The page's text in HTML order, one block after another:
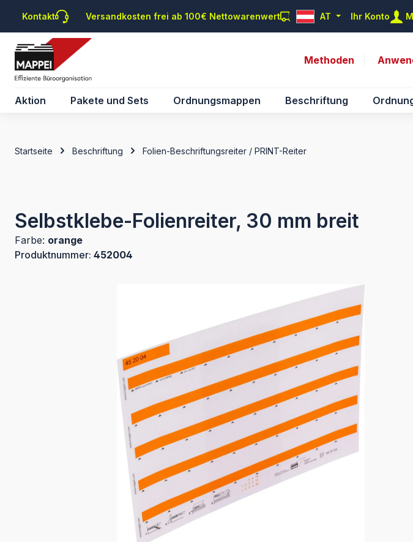
Hauptinhalt springen
Zur Suche springen
Zur Hauptnavigation springen
Kontakt Versandkosten frei ab 100€ Nettowarenwert AT Ihr Konto
Methoden
Aktion Pakete und Sets Ordnungsmappen Beschriftung
Startseite Beschriftung Folien-Beschriftungsreiter / PRINT-Reiter
Selbstklebe-Folienreiter, 30 mm breit
Farbe: orange
Produktnummer: 452004